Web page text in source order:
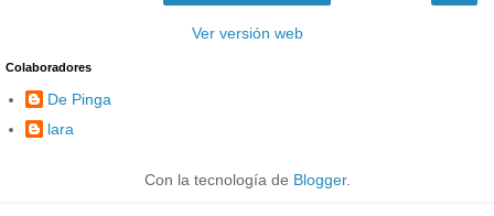
Ver versión web
Colaboradores
De Pinga
lara
Con la tecnología de Blogger.